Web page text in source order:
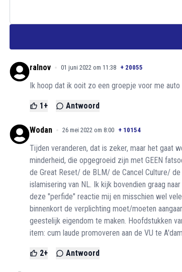
ralnov 01 juni 2022 om 11:38 + 20055
Ik hoop dat ik ooit zo een groepje voor me
1+ Antwoord
Wodan 26 mei 2022 om 8:00 + 10154
Tijden veranderen, dat is zeker, maar het gaat
minderheid, die opgegroeid zijn met GEEN
de Great Reset/ de BLM/ de Cancel Culture/
islamisering van NL. Ik kijk bovendien graag
deze "perfide" reactie mij en misschien wel
binnenkort de verplichting moet/moeten
geestelijk eigendom te maken. Hoofdstukken
item: cum laude promoveren aan de VU te
2+ Antwoord